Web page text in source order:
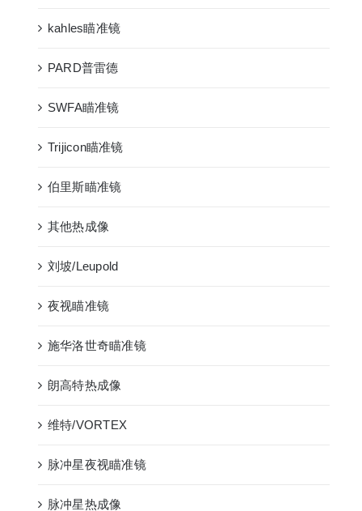
kahles瞄准镜
PARD普雷德
SWFA瞄准镜
Trijicon瞄准镜
伯里斯瞄准镜
其他热成像
刘坡/Leupold
夜视瞄准镜
施华洛世奇瞄准镜
朗高特热成像
维特/VORTEX
脉冲星夜视瞄准镜
脉冲星热成像